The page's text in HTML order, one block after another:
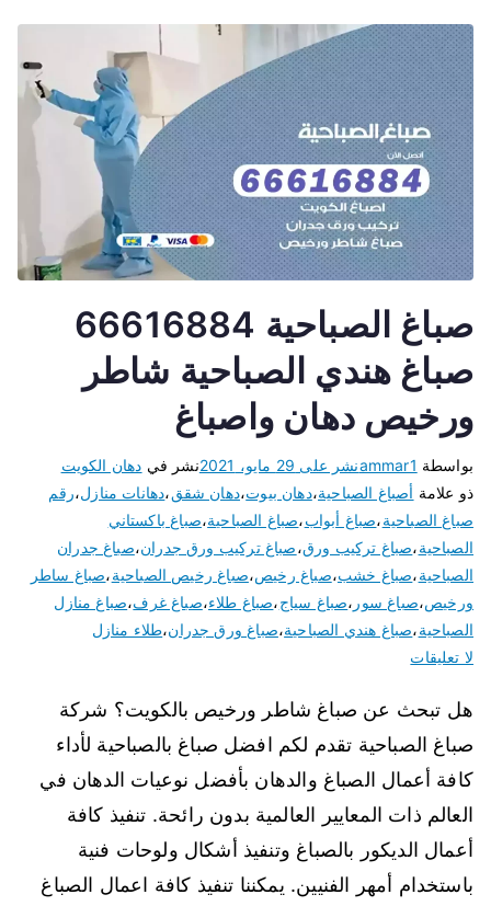
صباغ الصباحية 66616884
صباغ هندي الصباحية شاطر
ورخيص دهان واصباغ
بواسطة ammar1نشر على 29 مايو، 2021 نشر في دهان الكويت
ذو علامة أصباغ الصباحية،دهان بيوت،دهان شقق،دهانات منازل،رقم
صباغ الصباحية،صباغ أبواب،صباغ الصباحية،صباغ باكستاني
الصباحية،صباغ تركيب ورق،صباغ تركيب ورق جدران،صباغ جدران
الصباحية،صباغ خشب،صباغ رخيص،صباغ رخيص الصباحية،صباغ ساطر
ورخيص،صباغ سور ،صباغ سياج،صباغ طلاء،صباغ غرف،صباغ منازل
الصباحية،صباغ هندي الصباحية،صباغ ورق جدران،طلاء منازل
لا تعليقات
هل تبحث عن صباغ شاطر ورخيص بالكويت؟ شركة
صباغ الصباحية تقدم لكم افضل صباغ بالصباحية لأداء
كافة أعمال الصباغ والدهان بأفضل نوعيات الدهان في
العالم ذات المعايير العالمية بدون رائحة. تنفيذ كافة
أعمال الديكور بالصباغ وتنفيذ أشكال ولوحات فنية
باستخدام أمهر الفنيين. يمكننا تنفيذ كافة اعمال الصباغ